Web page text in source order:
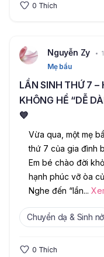
0 Thích
Nguyễn Zy
Mẹ bầu
LẦN SINH THỨ 7
KHÔNG HỀ “DỄ
💙
Vừa qua, một mẹ
thứ 7 của gia đình
Em bé chào đời
hạnh phúc vỡ òa
Nghe đến “lần...
Chuyển dạ & Sinh nở
0 Thích